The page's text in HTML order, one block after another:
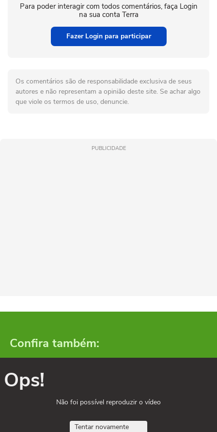
Para poder interagir com todos comentários, faça Login
na sua conta Terra
Fazer Login para participar
Os comentários são de responsabilidade exclusiva de seus
autores e não representam a opinião deste site. Se achar algo
que viole os termos de uso, denuncie.
PUBLICIDADE
Confira também:
Ops!
Não foi possível reproduzir o vídeo
Tentar novamente